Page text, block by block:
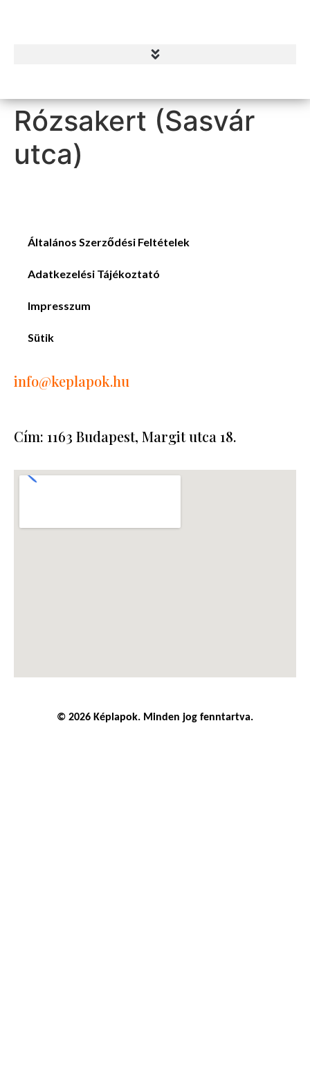
Rózsakert (Sasvár
utca)
Általános Szerződési Feltételek
Adatkezelési Tájékoztató
Impresszum
Sütik
info@keplapok.hu
Cím: 1163 Budapest, Margit utca 18.
© 2026 Képlapok. Minden jog fenntartva.